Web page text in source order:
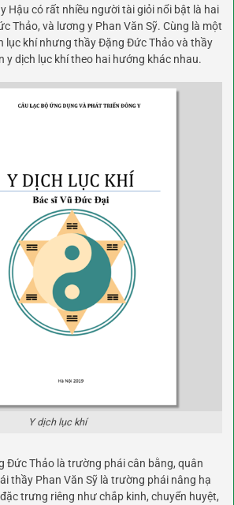
Hậu có rất nhiều người tài giỏi nổi bật là hai
Thảo, và lương y Phan Văn Sỹ. Cùng là một
lục khí nhưng thầy Đặng Đức Thảo và thầy
y dịch lục khí theo hai hướng khác nhau.
Y dịch lục khí
Đức Thảo là trường phái cân bằng, quân
thầy Phan Văn Sỹ là trường phái nâng hạ
trưng riêng như chắp kinh, chuyển huyệt,